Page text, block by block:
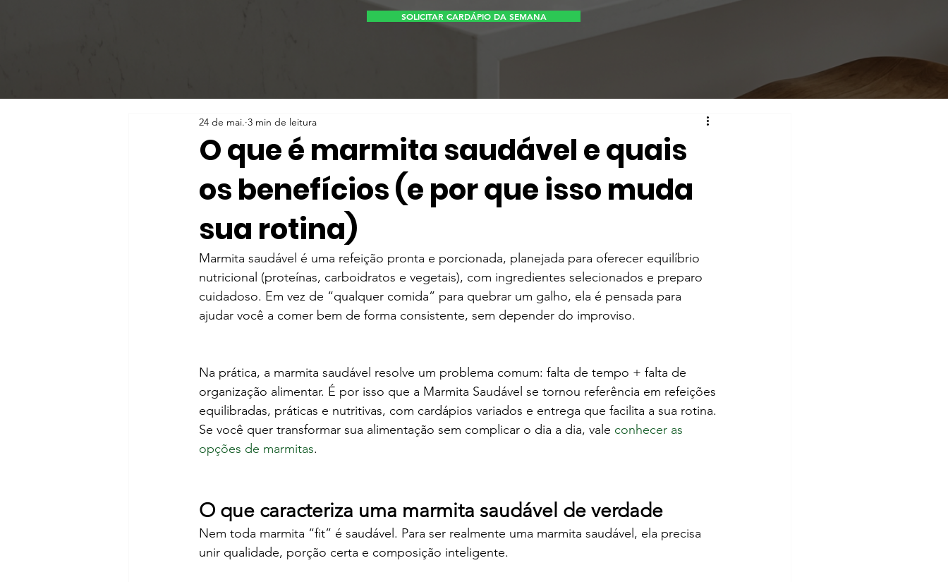
SOLICITAR CARDÁPIO DA SEMANA
O que é marmita saudável e quais
os benefícios (e por que isso muda
sua rotina)
24 de mai. 3 min de leitura
Marmita saudável é uma refeição pronta e porcionada, planejada para oferecer equilíbrio
nutricional (proteínas, carboidratos e vegetais), com ingredientes selecionados e preparo
cuidadoso. Em vez de “qualquer comida” para quebrar um galho, ela é pensada para
ajudar você a comer bem de forma consistente, sem depender do improviso.
Na prática, a marmita saudável resolve um problema comum: falta de tempo + falta de
organização alimentar. É por isso que a Marmita Saudável se tornou referência em refeições
equilibradas, práticas e nutritivas, com cardápios variados e entrega que facilita a sua rotina.
Se você quer transformar sua alimentação sem complicar o dia a dia, vale conhecer as
opções de marmitas.
O que caracteriza uma marmita saudável de verdade
Nem toda marmita “fit” é saudável. Para ser realmente uma marmita saudável, ela precisa
unir qualidade, porção certa e composição inteligente.